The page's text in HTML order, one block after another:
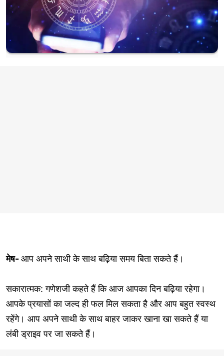
मेष-आप अपने साथी के साथ बढ़िया समय बिता सकते हैं।
सकारात्मक: गणेशजी कहते हैं कि आज आपका दिन बढ़िया रहेगा।
आपके प्रयासों का जल्द ही फल मिल सकता है और आप बहुत स्वस्थ
रहेंगे। आप अपने साथी के साथ बाहर जाकर खाना खा सकते हैं या
लंबी ड्राइव पर जा सकते हैं।